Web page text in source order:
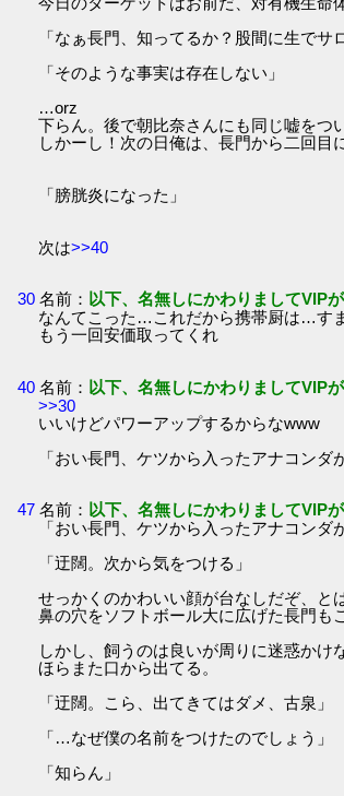
「なぁ長門、知ってるか？股間に生でサ
「そのような事実は存在しない」
…orz
下らん。後で朝比奈さんにも同じ嘘をつ
しかーし！次の日俺は、長門から二回目
「膀胱炎になった」
次は>>40
30 名前： 以下、名無しにかわりましてVIP
なんてこった…これだから携帯厨は…す
もう一回安価取ってくれ
40 名前： 以下、名無しにかわりましてVIP
>>30
いいけどパワーアップするからなwww
「おい長門、ケツから入ったアナコンダ
47 名前： 以下、名無しにかわりましてVIP
「おい長門、ケツから入ったアナコンダ
「迂闊。次から気をつける」
せっかくのかわいい顔が台なしだぞ、と
鼻の穴をソフトボール大に広げた長門も
しかし、飼うのは良いが周りに迷惑かけ
ほらまた口から出てる。
「迂闊。こら、出てきてはダメ、古泉」
「…なぜ僕の名前をつけたのでしょう」
「知らん」